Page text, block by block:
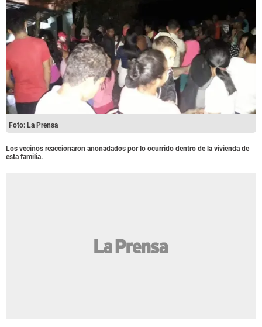
Foto: La Prensa
Los vecinos reaccionaron anonadados por lo ocurrido dentro de la vivienda de
esta familia.